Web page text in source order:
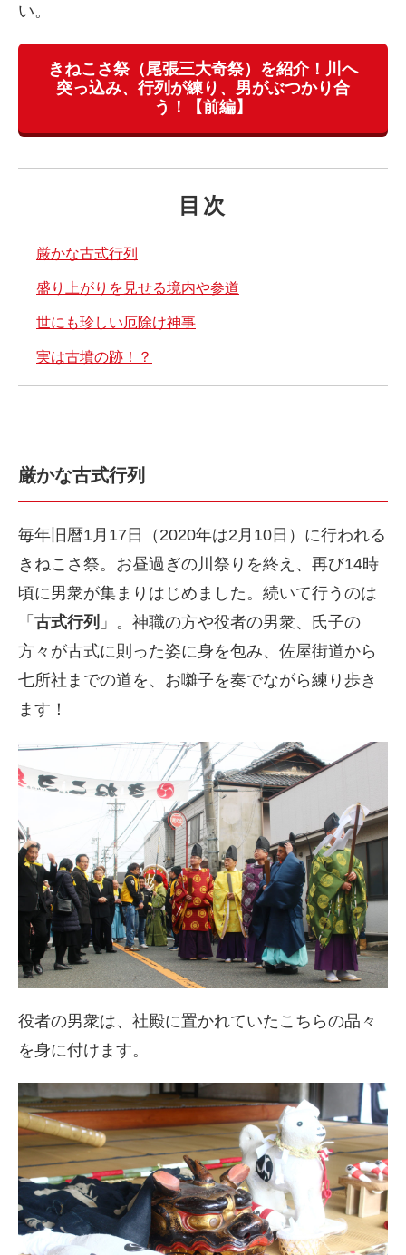
い。
きねこさ祭（尾張三大奇祭）を紹介！川へ
突っ込み、行列が練り、男がぶつかり合
う！【前編】
目次
厳かな古式行列
盛り上がりを見せる境内や参道
世にも珍しい厄除け神事
実は古墳の跡！？
厳かな古式行列
毎年旧暦1月17日（2020年は2月10日）に行われる
きねこさ祭。お昼過ぎの川祭りを終え、再び14時
頃に男衆が集まりはじめました。続いて行うのは
「 古式行列 」。神職の方や役者の男衆、氏子の
方々が古式に則った姿に身を包み、佐屋街道から
七所社までの道を、お囃子を奏でながら練り歩き
ます！
役者の男衆は、社殿に置かれていたこちらの品々
を身に付けます。